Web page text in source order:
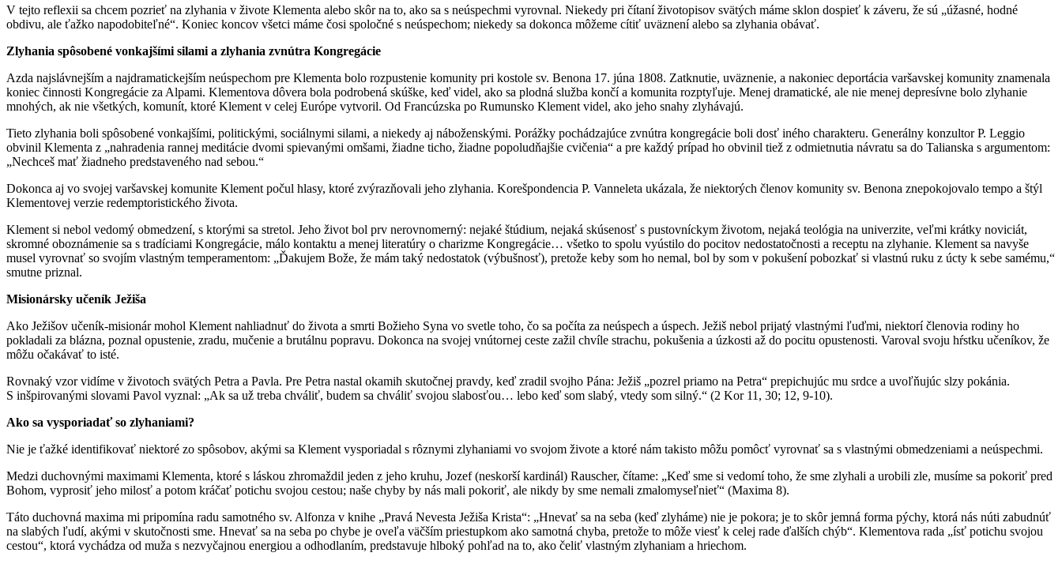
V tejto reflexii sa chcem pozrieť na zlyhania v živote Klementa alebo skôr na to, ako sa s neúspechmi vyrovnal. Niekedy pri čítaní životopisov svätých máme sklon dospieť k záveru, že sú „úžasné, hodné
obdivu, ale ťažko napodobiteľné“. Koniec koncov všetci máme čosi spoločné s neúspechom; niekedy sa dokonca môžeme cítiť uväznení alebo sa zlyhania obávať.
Zlyhania spôsobené vonkajšími silami a zlyhania zvnútra Kongregácie
Azda najslávnejším a najdramatickejším neúspechom pre Klementa bolo rozpustenie komunity pri kostole sv. Benona 17. júna 1808. Zatknutie, uväznenie, a nakoniec deportácia varšavskej komunity znamenala
koniec činnosti Kongregácie za Alpami. Klementova dôvera bola podrobená skúške, keď videl, ako sa plodná služba končí a komunita rozptyľuje. Menej dramatické, ale nie menej depresívne bolo zlyhanie
mnohých, ak nie všetkých, komunít, ktoré Klement v celej Európe vytvoril. Od Francúzska po Rumunsko Klement videl, ako jeho snahy zlyhávajú.
Tieto zlyhania boli spôsobené vonkajšími, politickými, sociálnymi silami, a niekedy aj náboženskými. Porážky pochádzajúce zvnútra kongregácie boli dosť iného charakteru. Generálny konzultor P. Leggio
obvinil Klementa z „nahradenia rannej meditácie dvomi spievanými omšami, žiadne ticho, žiadne popoludňajšie cvičenia“ a pre každý prípad ho obvinil tiež z odmietnutia návratu sa do Talianska s argumentom:
„Nechceš mať žiadneho predstaveného nad sebou.“
Dokonca aj vo svojej varšavskej komunite Klement počul hlasy, ktoré zvýrazňovali jeho zlyhania. Korešpondencia P. Vanneleta ukázala, že niektorých členov komunity sv. Benona znepokojovalo tempo a štýl
Klementovej verzie redemptoristického života.
Klement si nebol vedomý obmedzení, s ktorými sa stretol. Jeho život bol prv nerovnomerný: nejaké štúdium, nejaká skúsenosť s pustovníckym životom, nejaká teológia na univerzite, veľmi krátky noviciát,
skromné oboznámenie sa s tradíciami Kongregácie, málo kontaktu a menej literatúry o charizme Kongregácie… všetko to spolu vyústilo do pocitov nedostatočnosti a receptu na zlyhanie. Klement sa navyše
musel vyrovnať so svojím vlastným temperamentom: „Ďakujem Bože, že mám taký nedostatok (výbušnosť), pretože keby som ho nemal, bol by som v pokušení pobozkať si vlastnú ruku z úcty k sebe samému,“
smutne priznal.
Misionársky učeník Ježiša
Ako Ježišov učeník-misionár mohol Klement nahliadnuť do života a smrti Božieho Syna vo svetle toho, čo sa počíta za neúspech a úspech. Ježiš nebol prijatý vlastnými ľuďmi, niektorí členovia rodiny ho
pokladali za blázna, poznal opustenie, zradu, mučenie a brutálnu popravu. Dokonca na svojej vnútornej ceste zažil chvíle strachu, pokušenia a úzkosti až do pocitu opustenosti. Varoval svoju hŕstku učeníkov, že
môžu očakávať to isté.
Rovnaký vzor vidíme v životoch svätých Petra a Pavla. Pre Petra nastal okamih skutočnej pravdy, keď zradil svojho Pána: Ježiš „pozrel priamo na Petra“ prepichujúc mu srdce a uvoľňujúc slzy pokánia.
S inšpirovanými slovami Pavol vyznal: „Ak sa už treba chváliť, budem sa chváliť svojou slabosťou… lebo keď som slabý, vtedy som silný.“ (2 Kor 11, 30; 12, 9-10).
Ako sa vysporiadať so zlyhaniami?
Nie je ťažké identifikovať niektoré zo spôsobov, akými sa Klement vysporiadal s rôznymi zlyhaniami vo svojom živote a ktoré nám takisto môžu pomôcť vyrovnať sa s vlastnými obmedzeniami a neúspechmi.
Medzi duchovnými maximami Klementa, ktoré s láskou zhromaždil jeden z jeho kruhu, Jozef (neskorší kardinál) Rauscher, čítame: „Keď sme si vedomí toho, že sme zlyhali a urobili zle, musíme sa pokoriť pred
Bohom, vyprosiť jeho milosť a potom kráčať potichu svojou cestou; naše chyby by nás mali pokoriť, ale nikdy by sme nemali zmalomyseľnieť“ (Maxima 8).
Táto duchovná maxima mi pripomína radu samotného sv. Alfonza v knihe „Pravá Nevesta Ježiša Krista“: „Hnevať sa na seba (keď zlyháme) nie je pokora; je to skôr jemná forma pýchy, ktorá nás núti zabudnúť
na slabých ľudí, akými v skutočnosti sme. Hnevať sa na seba po chybe je oveľa väčším priestupkom ako samotná chyba, pretože to môže viesť k celej rade ďalších chýb“. Klementova rada „ísť potichu svojou
cestou“, ktorá vychádza od muža s nezvyčajnou energiou a odhodlaním, predstavuje hlboký pohľad na to, ako čeliť vlastným zlyhaniam a hriechom.